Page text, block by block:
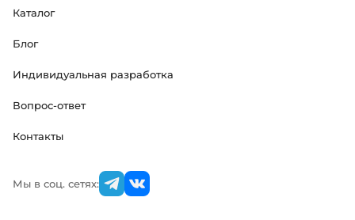
Каталог
Блог
Индивидуальная разработка
Вопрос-ответ
Контакты
Мы в соц. сетях: